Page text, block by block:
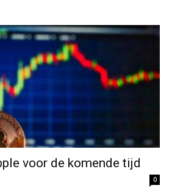
voor de komende tijd
0